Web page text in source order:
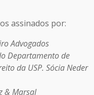
assinados por:
Advogados
Departamento de
da USP. Sócia Neder
& Marsal